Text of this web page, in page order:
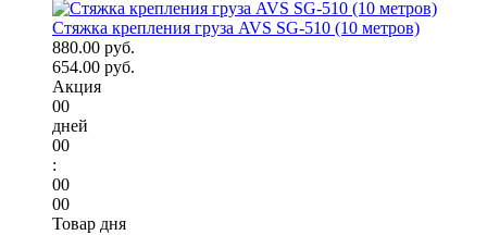
Стяжка крепления груза AVS SG-510 (10 метров)
880.00 руб.
654.00 руб.
Акция
00
дней
00
:
00
00
Товар дня